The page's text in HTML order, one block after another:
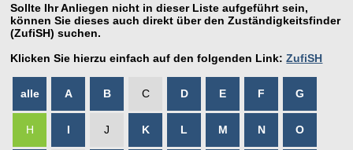
Sollte Ihr Anliegen nicht in dieser Liste aufgeführt sein,
können Sie dieses auch direkt über den Zuständigkeitsfinder
(ZufiSH) suchen.
Klicken Sie hierzu einfach auf den folgenden Link:ZufiSH
alle A B C D E F G
H I J K L M N O